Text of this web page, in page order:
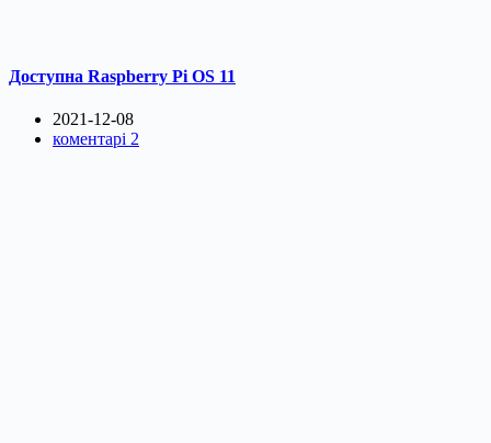
Доступна Raspberry Pi OS 11
2021-12-08
коментарі 2